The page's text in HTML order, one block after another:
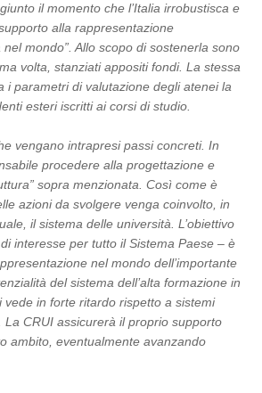
il momento che l’Italia irrobustisca e
alla rappresentazione
nel mondo”. Allo scopo di sostenerla sono
volta, stanziati appositi fondi. La stessa
i parametri di valutazione degli atenei la
esteri iscritti ai corsi di studio.
vengano intrapresi passi concreti. In
procedere alla progettazione e
sopra menzionata. Così come è
azioni da svolgere venga coinvolto, in
il sistema delle università. L’obiettivo
interesse per tutto il Sistema Paese – è
nel mondo dell’importante
del sistema dell’alta formazione in
vede in forte ritardo rispetto a sistemi
La CRUI assicurerà il proprio supporto
ambito, eventualmente avanzando